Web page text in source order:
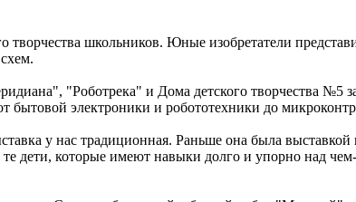
школьников. Юные изобретатели
"Роботрека" и Дома детского творчества №5
электроники и робототехники до
у нас традиционная. Раньше она была выставкой
дети, которые имеют навыки долго и упорно над